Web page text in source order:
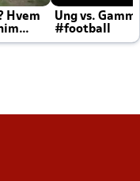
Hvem
Ung vs.
#football